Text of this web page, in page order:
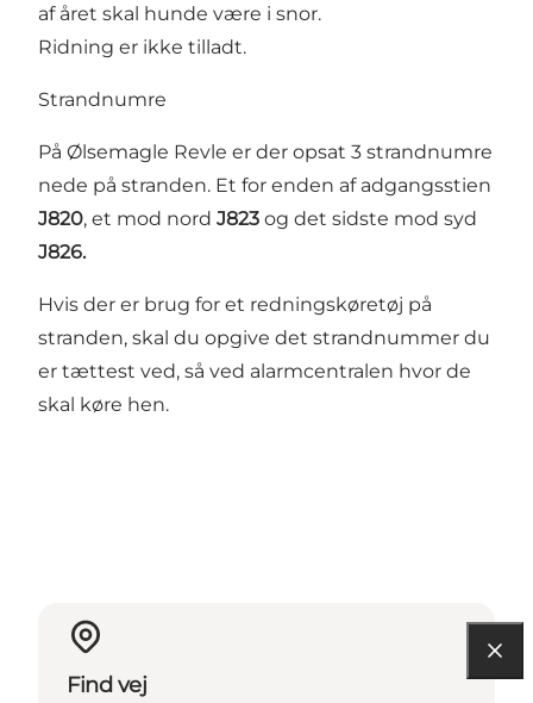
af året skal hunde være i snor.
Ridning er ikke tilladt.
Strandnumre
På Ølsemagle Revle er der opsat 3 strandnumre
nede på stranden. Et for enden af adgangsstien
J820, et mod nord J823 og det sidste mod syd
J826.
Hvis der er brug for et redningskøretøj på
stranden, skal du opgive det strandnummer du
er tættest ved, så ved alarmcentralen hvor de
skal køre hen.
Find vej